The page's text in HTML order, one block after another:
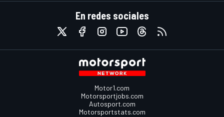
En redes sociales
Motor1.com
Motorsportjobs.com
Autosport.com
Motorsportstats.com